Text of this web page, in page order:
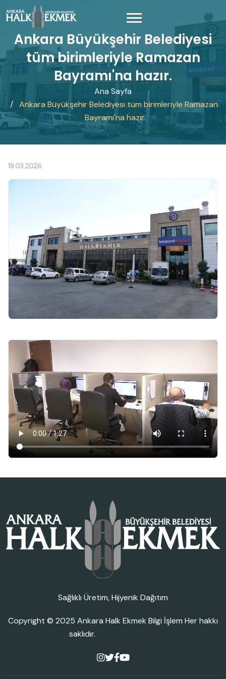
Ankara Büyükşehir Belediyesi
tüm birimleriyle Ramazan
Bayramı'na hazır.
Ana Sayfa
Ankara Büyükşehir Belediyesi tüm birimleriyle Ramazan
Bayramı'na hazır.
18.03.2026
Sağlıklı Üretim, Hijyenik Dağıtım
Copyright © 2025 Ankara Halk Ekmek Bilgi İşlem Her hakkı
saklıdır.